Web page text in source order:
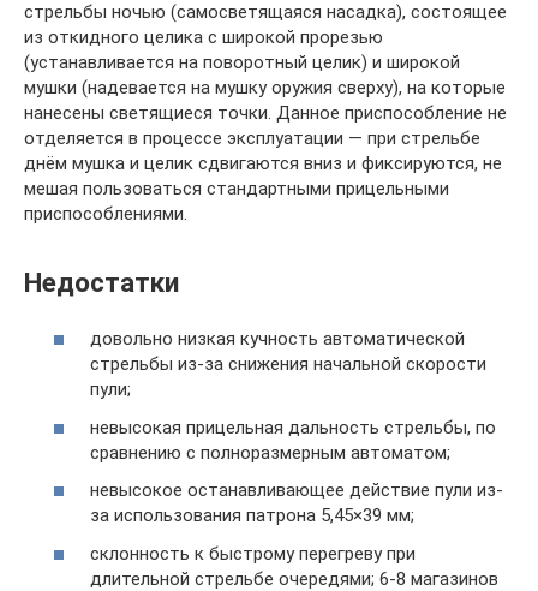
стрельбы ночью (самосветящаяся насадка), состоящее
из откидного целика с широкой прорезью
(устанавливается на поворотный целик) и широкой
мушки (надевается на мушку оружия сверху), на которые
нанесены светящиеся точки. Данное приспособление не
отделяется в процессе эксплуатации — при стрельбе
днём мушка и целик сдвигаются вниз и фиксируются, не
мешая пользоваться стандартными прицельными
приспособлениями.
Недостатки
довольно низкая кучность автоматической
стрельбы из-за снижения начальной скорости
пули;
невысокая прицельная дальность стрельбы, по
сравнению с полноразмерным автоматом;
невысокое останавливающее действие пули из-
за использования патрона 5,45×39 мм;
склонность к быстрому перегреву при
длительной стрельбе очередями; 6-8 магазинов